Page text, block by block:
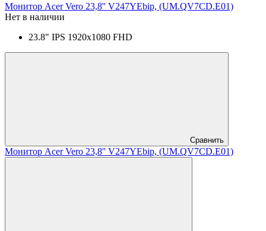
Монитор Acer Vero 23,8'' V247YEbip, (UM.QV7CD.E01)
Нет в наличии
23.8" IPS 1920x1080 FHD
Сравнить
Монитор Acer Vero 23,8'' V247YEbip, (UM.QV7CD.E01)